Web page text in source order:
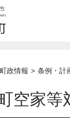
町政情報 条例・計
空家等